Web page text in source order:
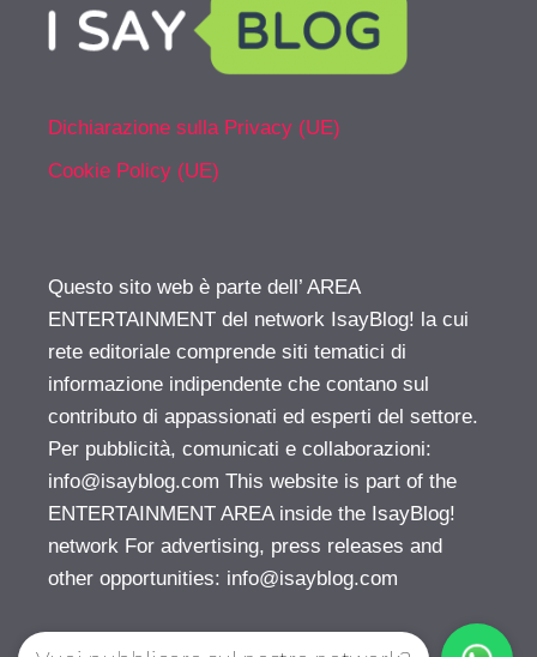
Dichiarazione sulla Privacy (UE)
Cookie Policy (UE)
Questo sito web è parte dell’ AREA
ENTERTAINMENT del network IsayBlog! la cui
rete editoriale comprende siti tematici di
informazione indipendente che contano sul
contributo di appassionati ed esperti del settore.
Per pubblicità, comunicati e collaborazioni:
info@isayblog.com This website is part of the
ENTERTAINMENT AREA inside the IsayBlog!
network For advertising, press releases and
other opportunities: info@isayblog.com